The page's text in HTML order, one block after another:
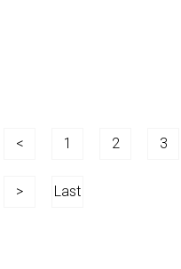
< 1 2 3
> Last